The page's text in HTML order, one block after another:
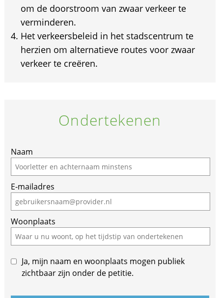
om de doorstroom van zwaar verkeer te
verminderen.
Het verkeersbeleid in het stadscentrum te
herzien om alternatieve routes voor zwaar
verkeer te creëren.
Ondertekenen
If
you
are
a
human,
ignore
this
field
Naam
E-mailadres
Woonplaats
Ja, mijn naam en woonplaats mogen publiek
zichtbaar zijn onder de petitie.